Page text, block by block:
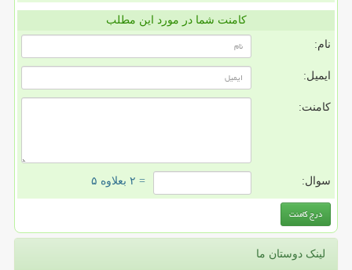
کامنت شما در مورد این مطلب
نام:
ایمیل:
کامنت:
سوال: = ۲ بعلاوه ۵
لینک دوستان ما